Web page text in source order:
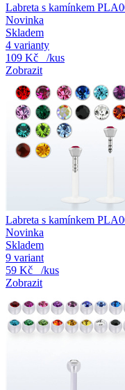
Labreta s kamínkem
Novinka
Skladem
4 varianty
109 Kč
/kus
Zobrazit
Labreta s kamínkem
Novinka
Skladem
9 variant
59 Kč
/kus
Zobrazit